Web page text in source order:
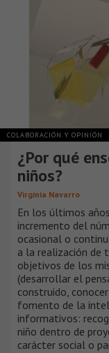
COLABORACIÓN Y OPINIÓN
¿Por qué
niños?
Virginia Navarro
En los últimos
incremento del
ocasional o
a la realización de
objetivos de los
(desarrollar el
construido,
fomento de la
informativos:
niño dentro de
carácter social o